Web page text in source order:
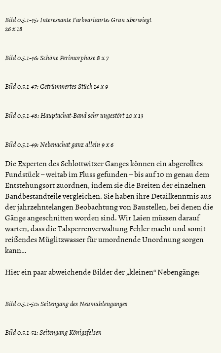
Bild 0.5.1-45: Interessante Farbvarianrte: Grün überwiegt
26 x 18
Bild 0.5.1-46: Schöne Perimorphose 8 x 7
Bild 0.5.1-47: Getrümmertes Stück 14 x 9
Bild 0.5.1-48: Hauptachat-Band sehr ungestört 20 x 13
Bild 0.5.1-49: Nebenachat ganz allein 9 x 6
Die Experten des Schlottwitzer Ganges können ein abgerolltes
Fundstück – weitab im Fluss gefunden – bis auf 10 m genau dem
Entstehungsort zuordnen, indem sie die Breiten der einzelnen
Bandbestandteile vergleichen. Sie haben ihre Detailkenntnis aus
der jahrzehntelangen Beobachtung von Baustellen, bei denen die
Gänge angeschnitten worden sind. Wir Laien müssen darauf
warten, dass die Talsperrenverwaltung Fehler macht und somit
reißendes Müglitzwasser für umordnende Unordnung sorgen
kann…
Hier ein paar abweichende Bilder der „kleinen“ Nebengänge:
Bild 0.5.1-50: Seitengang des Neumühlenganges
Bild 0.5.1-51: Seitengang Königsfelsen